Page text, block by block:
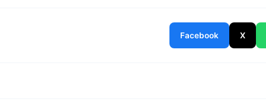
Facebook X